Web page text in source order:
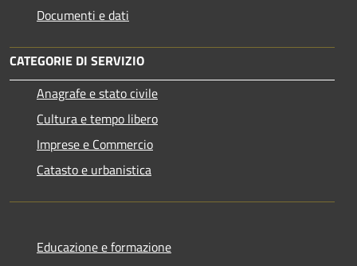
Documenti e dati
CATEGORIE DI SERVIZIO
Anagrafe e stato civile
Cultura e tempo libero
Imprese e Commercio
Catasto e urbanistica
Educazione e formazione